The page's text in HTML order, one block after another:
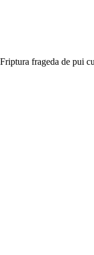
Friptura frageda de pui